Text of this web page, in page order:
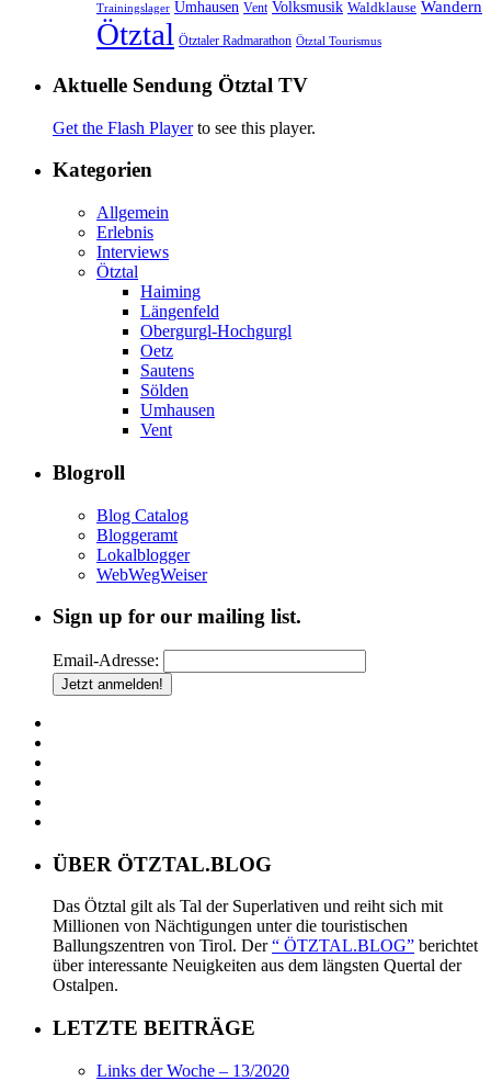
Trainingslager Umhausen Vent Volksmusik Waldklause Wandern
Ötztal Ötztaler Radmarathon Ötztal Tourismus
Aktuelle Sendung Ötztal TV
Get the Flash Playerto see this player.
Kategorien
Allgemein
Erlebnis
Interviews
Ötztal
Haiming
Längenfeld
Obergurgl-Hochgurgl
Oetz
Sautens
Sölden
Umhausen
Vent
Blogroll
Blog Catalog
Bloggeramt
Lokalblogger
WebWegWeiser
Sign up for our mailing list.
Email-Adresse:
ÜBER ÖTZTAL.BLOG
Das Ötztal gilt als Tal der Superlativen und reiht sich mit
Millionen von Nächtigungen unter die touristischen
Ballungszentren von Tirol. Der“ ÖTZTAL.BLOG” berichtet
über interessante Neuigkeiten aus dem längsten Quertal der
Ostalpen.
LETZTE BEITRÄGE
Links der Woche – 13/2020